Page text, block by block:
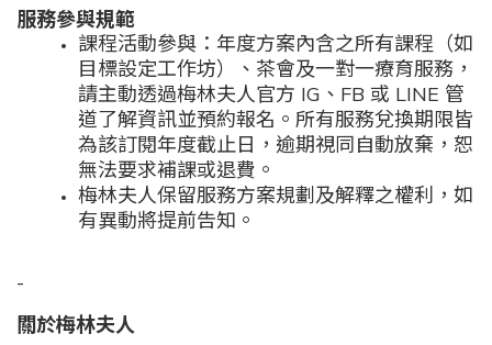
服務參與規範
課程活動參與： 年度方案內含之所有課程（如
目標設定工作坊）、茶會及一對一療育服務，
請主動透過梅林夫人官方 IG 、 FB 或 LINE 管
道了解資訊並預約報名。所有服務兌換期限皆
為該訂閱年度截止日，逾期視同自動放棄，恕
無法要求補課或退費。
梅林夫人保留服務方案規劃及解釋之權利，如
有異動將提前告知。
-
關於梅林夫人